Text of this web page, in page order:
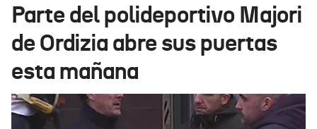
Ikusmiran
Parte del polideportivo Majori
de Ordizia abre sus puertas
esta mañana